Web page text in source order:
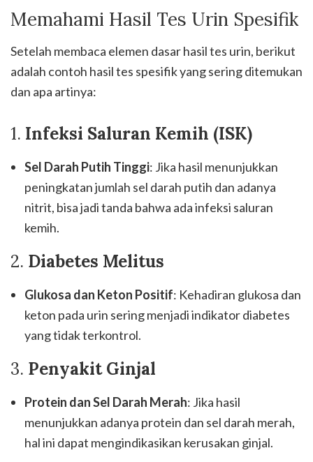
Memahami Hasil Tes Urin Spesifik
Setelah membaca elemen dasar hasil tes urin, berikut
adalah contoh hasil tes spesifik yang sering ditemukan
dan apa artinya:
1. Infeksi Saluran Kemih (ISK)
Sel Darah Putih Tinggi: Jika hasil menunjukkan
peningkatan jumlah sel darah putih dan adanya
nitrit, bisa jadi tanda bahwa ada infeksi saluran
kemih.
2. Diabetes Melitus
Glukosa dan Keton Positif: Kehadiran glukosa dan
keton pada urin sering menjadi indikator diabetes
yang tidak terkontrol.
3. Penyakit Ginjal
Protein dan Sel Darah Merah: Jika hasil
menunjukkan adanya protein dan sel darah merah,
hal ini dapat mengindikasikan kerusakan ginjal.